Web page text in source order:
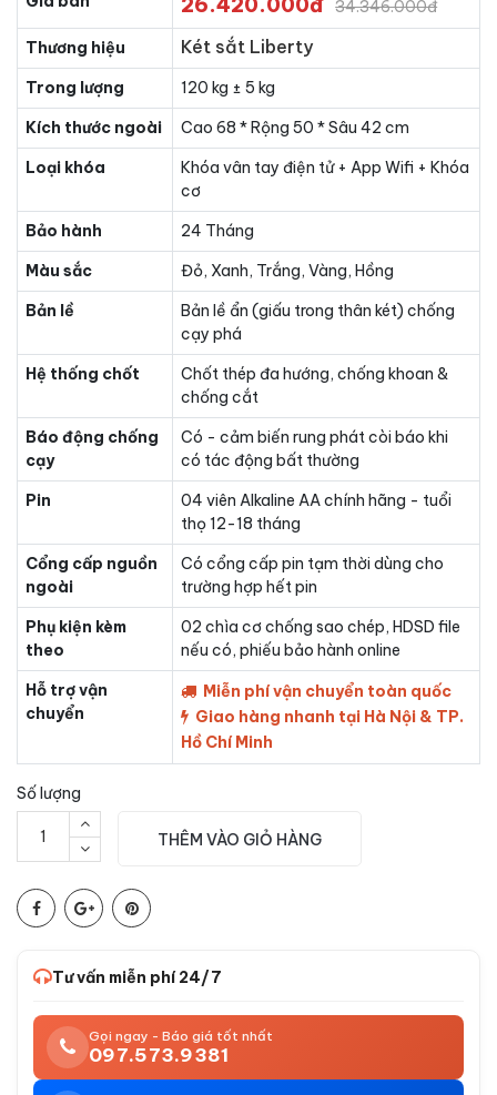
34.346.000đ
Thương hiệu Két sắt Liberty
Trong lượng
120 kg ± 5 kg
Kích thước ngoài
Cao 68 * Rộng 50 * Sâu 42 cm
Loại khóa
Khóa vân tay điện tử + App Wifi + Khóa
cơ
Bảo hành
24 Tháng
Màu sắc
Đỏ, Xanh, Trắng, Vàng, Hồng
Bản lề
Bản lề ẩn (giấu trong thân két) chống
cạy phá
Hệ thống chốt
Chốt thép đa hướng, chống khoan &
chống cắt
Báo động chống
cạy
Có - cảm biến rung phát còi báo khi
có tác động bất thường
Pin
04 viên Alkaline AA chính hãng - tuổi
thọ 12-18 tháng
Cổng cấp nguồn
ngoài
Có cổng cấp pin tạm thời dùng cho
trường hợp hết pin
Phụ kiện kèm
theo
02 chìa cơ chống sao chép, HDSD file
nếu có, phiếu bảo hành online
Hỗ trợ vận
chuyển
Miễn phí vận chuyển toàn quốc
Giao hàng nhanh tại Hà Nội & TP.
Hồ Chí Minh
Số lượng
THÊM VÀO GIỎ HÀNG
Tư vấn miễn phí 24/7
Gọi ngay - Báo giá tốt nhất
097.573.9381